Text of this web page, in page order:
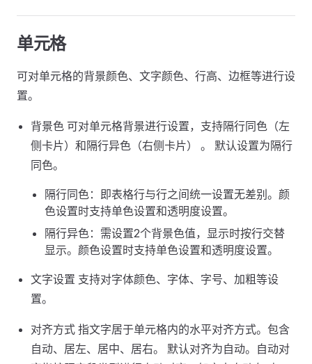
单元格
可对单元格的背景颜色、文字颜色、行高、边框等进行设
置。
背景色 可对单元格背景进行设置，支持隔行同色（左
侧卡片）和隔行异色（右侧卡片） 。 默认设置为隔行
同色。
隔行同色：即表格行与行之间统一设置无差别。颜
色设置时支持单色设置和透明度设置。
隔行异色：需设置2个背景色值，显示时按行交替
显示。颜色设置时支持单色设置和透明度设置。
文字设置 支持对字体颜色、字体、字号、加粗等设
置。
对齐方式 指文字居于单元格内的水平对齐方式。包含
自动、居左、居中、居右。 默认对齐为自动。自动对